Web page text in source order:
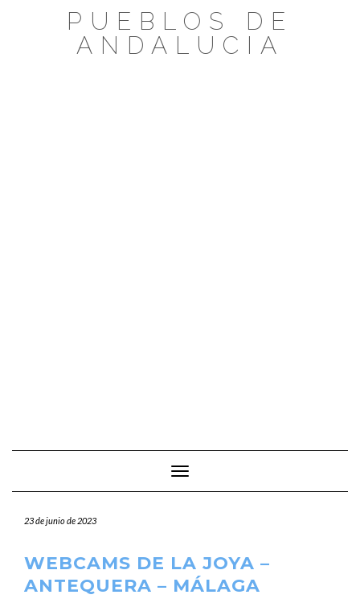
PUEBLOS DE
ANDALUCIA
Cambiar modo de navegación
23 de junio de 2023
WEBCAMS DE LA JOYA –
ANTEQUERA – MÁLAGA